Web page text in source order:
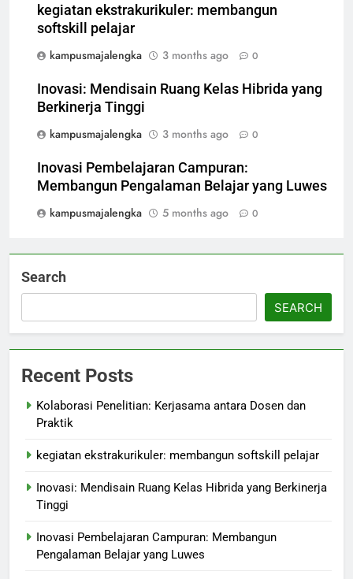
kegiatan ekstrakurikuler: membangun
softskill pelajar
kampusmajalengka
3 months ago 0
Inovasi: Mendisain Ruang Kelas Hibrida yang
Berkinerja Tinggi
kampusmajalengka
3 months ago 0
Inovasi Pembelajaran Campuran:
Membangun Pengalaman Belajar yang Luwes
kampusmajalengka
5 months ago 0
Search
SEARCH
Recent Posts
Kolaborasi Penelitian: Kerjasama antara Dosen dan
Praktik
kegiatan ekstrakurikuler: membangun softskill pelajar
Inovasi: Mendisain Ruang Kelas Hibrida yang Berkinerja
Tinggi
Inovasi Pembelajaran Campuran: Membangun
Pengalaman Belajar yang Luwes